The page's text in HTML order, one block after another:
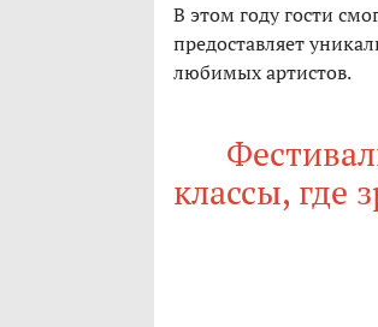
В этом году гости
предоставляет
любимых артистов.
классы, где